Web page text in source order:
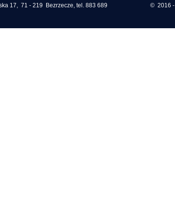
17, 71 - 219 Bezrzecze, tel. 883 689
© 2016 -